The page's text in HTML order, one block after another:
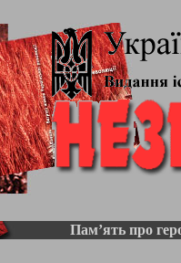
Пам’ять про